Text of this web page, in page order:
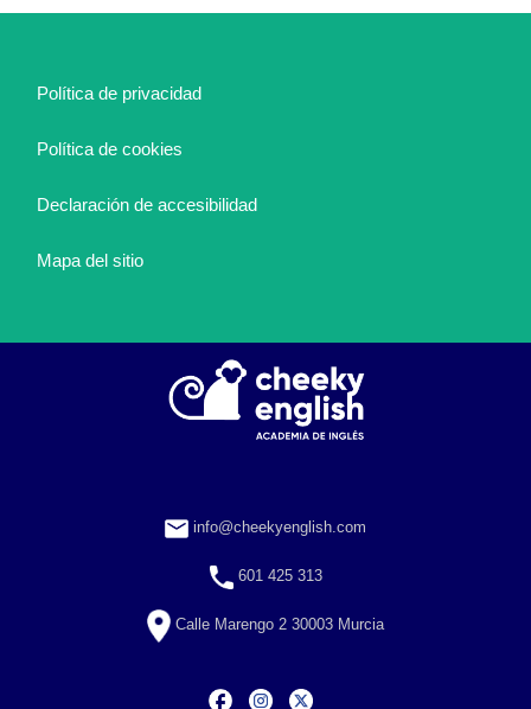
Política de privacidad
Política de cookies
Declaración de accesibilidad
Mapa del sitio
info@cheekyenglish.com
601 425 313
Calle Marengo 2 30003 Murcia